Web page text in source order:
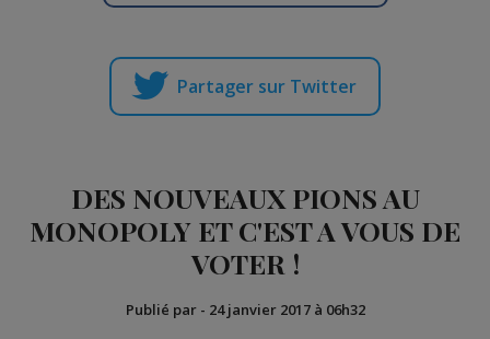
Partager sur Twitter
DES NOUVEAUX PIONS AU
MONOPOLY ET C'EST A VOUS DE
VOTER !
Publié par - 24 janvier 2017 à 06h32